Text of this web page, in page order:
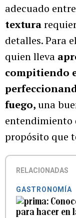
adecuado entre
textura
detalles. Para
quien lleva
compitiendo
fuego, una
entendimiento
propósito que
RELACIONADAS
GASTRONOMÍA
para hacer en